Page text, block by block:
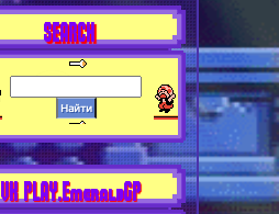
SEARCH
VK PLAY.EmeraldGP